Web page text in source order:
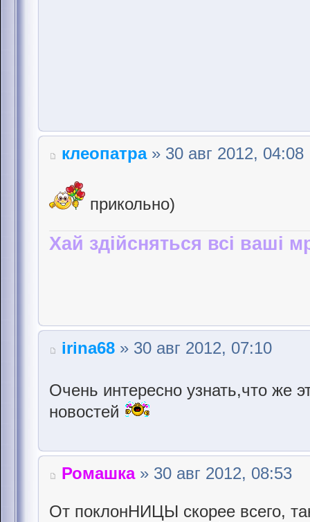
клеопатра» 30 авг 2012, 04:08
прикольно)
Хай здійсняться всі ваші
irina68 » 30 авг 2012, 07:10
Очень интересно узнать,что же
новостей
Ромашка» 30 авг 2012, 08:53
От поклонНИЦЫ скорее всего,